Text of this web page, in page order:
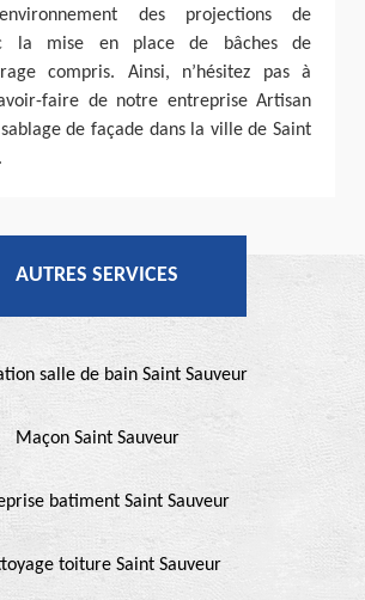
des projections de
la mise en place de bâches de
compris. Ainsi, n’hésitez pas à
faire de notre entreprise Artisan
de façade dans la ville de Saint
AUTRES SERVICES
salle de bain Saint Sauveur
Maçon Saint Sauveur
batiment Saint Sauveur
toiture Saint Sauveur